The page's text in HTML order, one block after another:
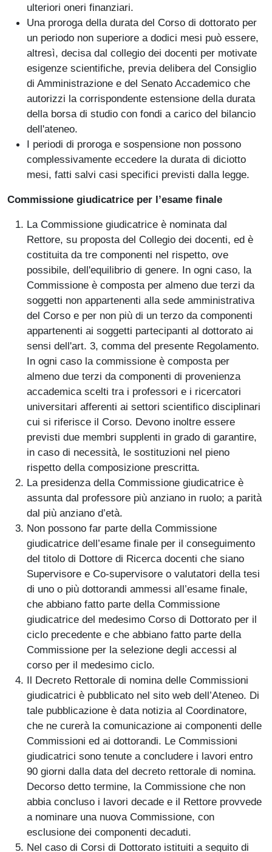
ulteriori oneri finanziari.
Una proroga della durata del Corso di dottorato per
un periodo non superiore a dodici mesi può essere,
altresì, decisa dal collegio dei docenti per motivate
esigenze scientifiche, previa delibera del Consiglio
di Amministrazione e del Senato Accademico che
autorizzi la corrispondente estensione della durata
della borsa di studio con fondi a carico del bilancio
dell'ateneo.
I periodi di proroga e sospensione non possono
complessivamente eccedere la durata di diciotto
mesi, fatti salvi casi specifici previsti dalla legge.
Commissione giudicatrice per l’esame finale
La Commissione giudicatrice è nominata dal
Rettore, su proposta del Collegio dei docenti, ed è
costituita da tre componenti nel rispetto, ove
possibile, dell'equilibrio di genere. In ogni caso, la
Commissione è composta per almeno due terzi da
soggetti non appartenenti alla sede amministrativa
del Corso e per non più di un terzo da componenti
appartenenti ai soggetti partecipanti al dottorato ai
sensi dell'art. 3, comma del presente Regolamento.
In ogni caso la commissione è composta per
almeno due terzi da componenti di provenienza
accademica scelti tra i professori e i ricercatori
universitari afferenti ai settori scientifico disciplinari
cui si riferisce il Corso. Devono inoltre essere
previsti due membri supplenti in grado di garantire,
in caso di necessità, le sostituzioni nel pieno
rispetto della composizione prescritta.
La presidenza della Commissione giudicatrice è
assunta dal professore più anziano in ruolo; a parità
dal più anziano d’età.
Non possono far parte della Commissione
giudicatrice dell’esame finale per il conseguimento
del titolo di Dottore di Ricerca docenti che siano
Supervisore e Co-supervisore o valutatori della tesi
di uno o più dottorandi ammessi all’esame finale,
che abbiano fatto parte della Commissione
giudicatrice del medesimo Corso di Dottorato per il
ciclo precedente e che abbiano fatto parte della
Commissione per la selezione degli accessi al
corso per il medesimo ciclo.
Il Decreto Rettorale di nomina delle Commissioni
giudicatrici è pubblicato nel sito web dell’Ateneo. Di
tale pubblicazione è data notizia al Coordinatore,
che ne curerà la comunicazione ai componenti delle
Commissioni ed ai dottorandi. Le Commissioni
giudicatrici sono tenute a concludere i lavori entro
90 giorni dalla data del decreto rettorale di nomina.
Decorso detto termine, la Commissione che non
abbia concluso i lavori decade e il Rettore provvede
a nominare una nuova Commissione, con
esclusione dei componenti decaduti.
Nel caso di Corsi di Dottorato istituiti a seguito di